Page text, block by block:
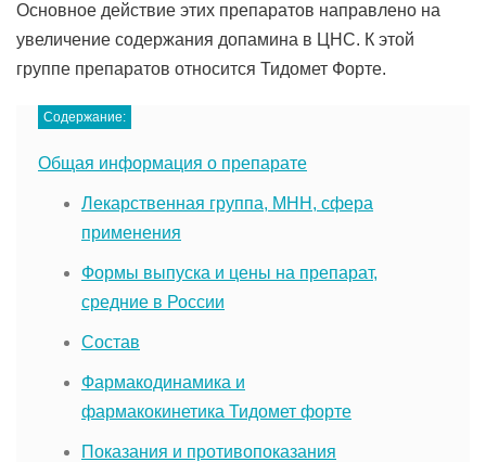
Основное действие этих препаратов направлено на
увеличение содержания допамина в ЦНС. К этой
группе препаратов относится Тидомет Форте.
Содержание:
Общая информация о препарате
Лекарственная группа, МНН, сфера
применения
Формы выпуска и цены на препарат,
средние в России
Состав
Фармакодинамика и
фармакокинетика Тидомет форте
Показания и противопоказания